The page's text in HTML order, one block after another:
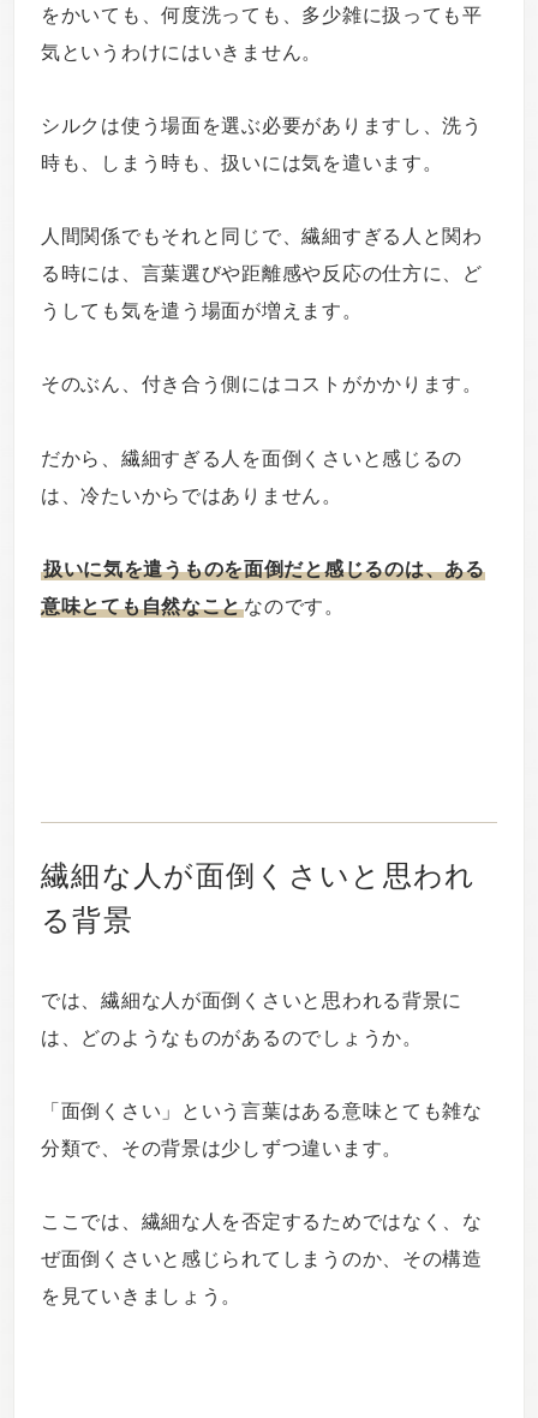
をかいても、何度洗っても、多少雑に扱っても平
気というわけにはいきません。
シルクは使う場面を選ぶ必要がありますし、洗う
時も、しまう時も、扱いには気を遣います。
人間関係でもそれと同じで、繊細すぎる人と関わ
る時には、言葉選びや距離感や反応の仕方に、ど
うしても気を遣う場面が増えます。
そのぶん、付き合う側にはコストがかかります。
だから、繊細すぎる人を面倒くさいと感じるの
は、冷たいからではありません。
扱いに気を遣うものを面倒だと感じるのは、ある
意味とても自然なことなのです。
繊細な人が面倒くさいと思われ
る背景
では、繊細な人が面倒くさいと思われる背景に
は、どのようなものがあるのでしょうか。
「面倒くさい」という言葉はある意味とても雑な
分類で、その背景は少しずつ違います。
ここでは、繊細な人を否定するためではなく、な
ぜ面倒くさいと感じられてしまうのか、その構造
を見ていきましょう。